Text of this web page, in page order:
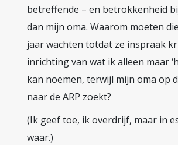
betreffende – en betrokkenheid
dan mijn oma. Waarom moeten
jaar wachten totdat ze inspraak
inrichting van wat ik alleen maar
kan noemen, terwijl mijn oma op
naar de ARP zoekt?
(Ik geef toe, ik overdrijf, maar in
waar.)